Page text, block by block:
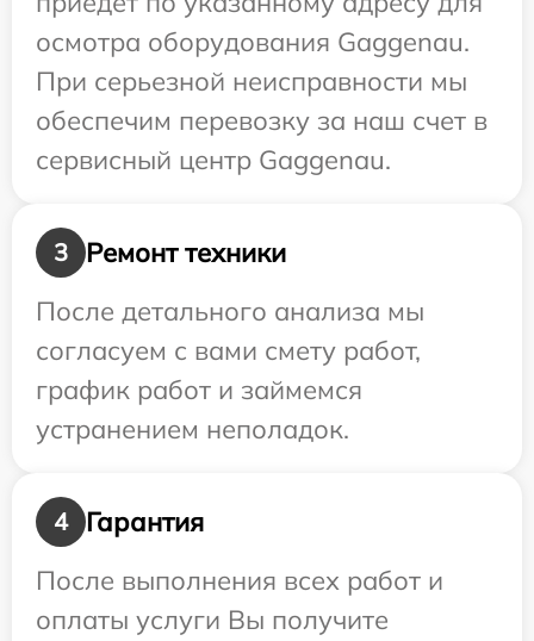
осмотра оборудования Gaggenau.
При серьезной неисправности мы
обеспечим перевозку за наш счет в
сервисный центр Gaggenau.
3
Ремонт техники
После детального анализа мы
согласуем с вами смету работ,
график работ и займемся
устранением неполадок.
4
Гарантия
После выполнения всех работ и
оплаты услуги Вы получите